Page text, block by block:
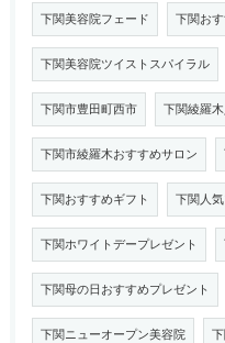
下関美容院フェード 下関お
下関美容院ツイストスパイラル
下関市豊田町西市 下関綾羅
下関市綾羅木おすすめサロン
下関おすすめギフト 下関人
下関ホワイトデープレゼント
下関母の日おすすめプレゼント
下関ニューオープン美容院